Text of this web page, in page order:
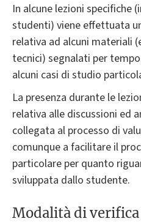
In alcune lezioni specifiche
studenti) viene effettuata
relativa ad alcuni materiali
tecnici) segnalati per
alcuni casi di studio
La presenza durante le
relativa alle discussioni ed
collegata al processo di
comunque a facilitare il
particolare per quanto
sviluppata dallo studente.
Modalità di